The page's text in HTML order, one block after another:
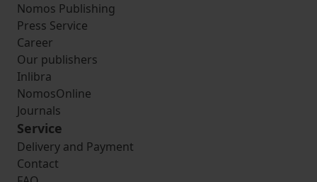
Nomos Publishing
Press Service
Career
Our publishers
Inlibra
NomosOnline
Journals
Service
Delivery and Payment
Contact